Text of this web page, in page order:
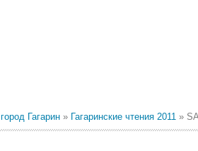
город Гагарин » Гагаринские чтения 2011 »